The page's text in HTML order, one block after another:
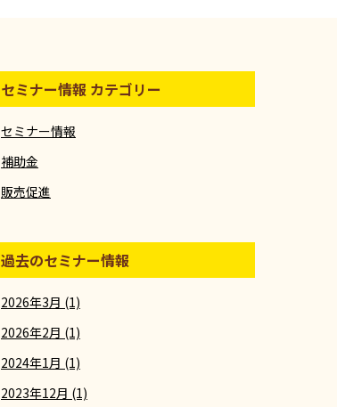
セミナー情報 カテゴリー
セミナー情報
補助金
販売促進
過去のセミナー情報
2026年3月 (1)
2026年2月 (1)
2024年1月 (1)
2023年12月 (1)